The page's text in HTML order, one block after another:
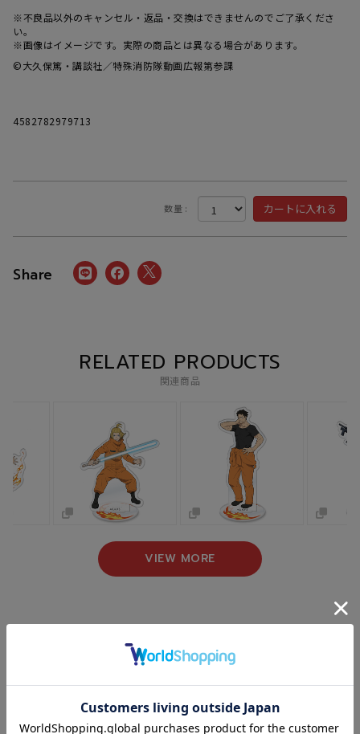
※不良品以外のキャンセル・返品・交換はできませんのでご了承くださ
い。
※画像はイメージです。実際の商品とは異なる場合があります。
©大久保篤・講談社／特殊消防隊動画広報第参課
4582782979713
数量 :
RELATED PRODUCTS
関連商品
VIEW MORE
NEW ARRIVAL
新着商品